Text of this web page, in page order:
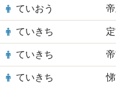
ていおう
ていきち
ていきち
ていきち